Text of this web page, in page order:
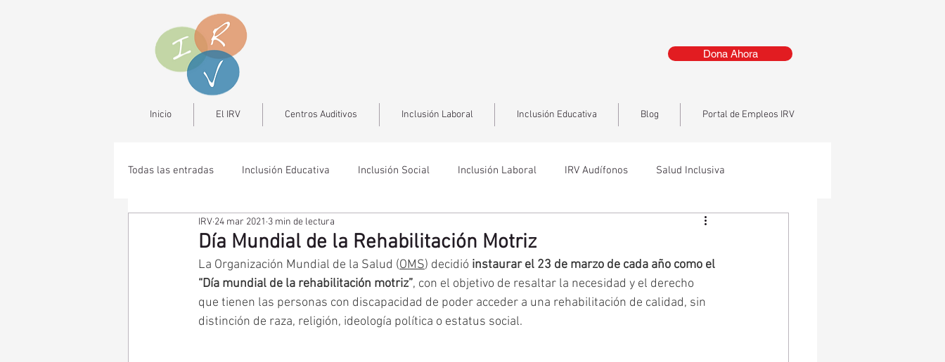
Dona Ahora
Inicio El IRV Centros Auditivos Inclusión Laboral Inclusión Educativa Blog Portal de Empleos IRV
Todas las entradas Inclusión Educativa Inclusión Social Inclusión Laboral IRV Audífonos Salud Inclusiva
Día Mundial de la Rehabilitación Motriz
IRV 24 mar 2021 3 min de lectura
La Organización Mundial de la Salud (OMS) decidió instaurar el 23 de marzo de cada año como el
“Día mundial de la rehabilitación motriz”, con el objetivo de resaltar la necesidad y el derecho
que tienen las personas con discapacidad de poder acceder a una rehabilitación de calidad, sin
distinción de raza, religión, ideología política o estatus social.